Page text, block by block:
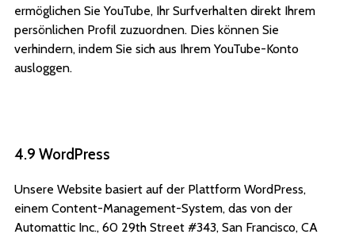
ermöglichen Sie YouTube, Ihr Surfverhalten direkt Ihrem
persönlichen Profil zuzuordnen. Dies können Sie
verhindern, indem Sie sich aus Ihrem YouTube-Konto
ausloggen.
4.9 WordPress
Unsere Website basiert auf der Plattform WordPress,
einem Content-Management-System, das von der
Automattic Inc., 60 29th Street #343, San Francisco, CA